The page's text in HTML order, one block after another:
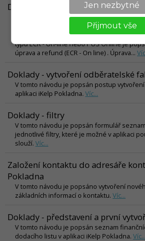
Doklady - úprava (dodací list,
Vytvořené doklady je možné kdykoliv
vykonávat pouze uživatel, který na to má
pouze doklady typu faktura, dodací list a
typu ECR - On-line nebo POS Online je
úprava a refund (ECR - On line) . Úprava...
Doklady - vytvoření odběratelské
V tomto návodu je popsán postup
aplikaci iKelp Pokladna. Víc...
Doklady - filtry
V tomto návodu je popsán formulář
jednotlivé filtry, které je možné v aplikaci
slouží. Víc...
Založení kontaktu do adresáře
Pokladna
V tomto návodu je popsáno vytvoření
základních informací o kontaktu. Víc...
Doklady - představení a první
V tomto návodu je popsán seznam
dodacího listu v aplikaci iKelp Pokladna. Víc...
Jen nezbytné
Přijmout vše